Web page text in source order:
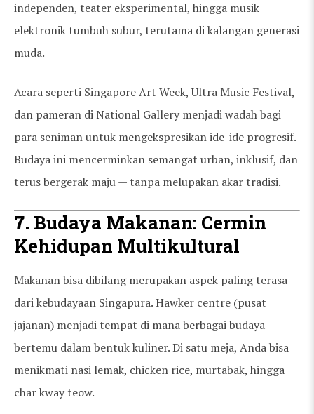
independen, teater eksperimental, hingga musik
elektronik tumbuh subur, terutama di kalangan generasi
muda.
Acara seperti Singapore Art Week, Ultra Music Festival,
dan pameran di National Gallery menjadi wadah bagi
para seniman untuk mengekspresikan ide-ide progresif.
Budaya ini mencerminkan semangat urban, inklusif, dan
terus bergerak maju — tanpa melupakan akar tradisi.
7. Budaya Makanan: Cermin
Kehidupan Multikultural
Makanan bisa dibilang merupakan aspek paling terasa
dari kebudayaan Singapura. Hawker centre (pusat
jajanan) menjadi tempat di mana berbagai budaya
bertemu dalam bentuk kuliner. Di satu meja, Anda bisa
menikmati nasi lemak, chicken rice, murtabak, hingga
char kway teow.